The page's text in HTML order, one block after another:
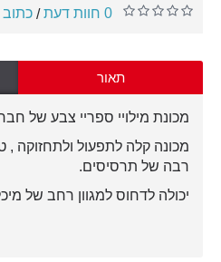
0 חוות דעת /
תאור
מכונת מילויי ספריי צבע של
מכונה קלה לתפעול ולתחזוקה ,
רבה של תרסיסים.
יכולה לדחוס למגוון רחב של